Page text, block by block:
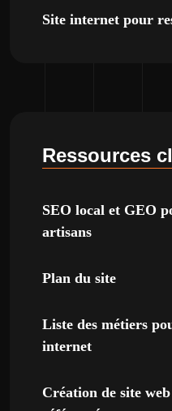
Site internet pour
Ressources
SEO local et GEO
artisans
Plan du site
Liste des métiers
internet
Création de site